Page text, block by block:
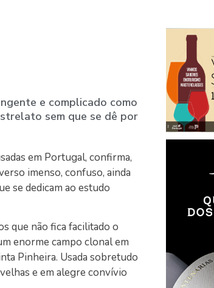
e complicado como
sem que se dê por
em Portugal, confirma,
imenso, confuso, ainda
se dedicam ao estudo
que não fica facilitado o
enorme campo clonal em
Pinheira. Usada sobretudo
e em alegre convívio